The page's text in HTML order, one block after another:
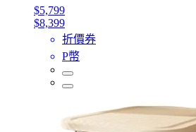
$5,799
$8,399
折價券
P幣